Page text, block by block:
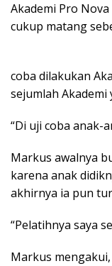
Akademi Pro
cukup matang
coba dilakukan
sejumlah Akademi
“Di uji coba anak-
Markus awalnya
karena anak
akhirnya ia pun
“Pelatihnya saya
Markus